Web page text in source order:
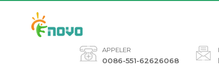
APPELER
0086-551-62626068